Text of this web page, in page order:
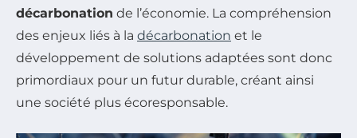
décarbonation de l’économie. La compréhension
des enjeux liés à la décarbonation et le
développement de solutions adaptées sont donc
primordiaux pour un futur durable, créant ainsi
une société plus écoresponsable.